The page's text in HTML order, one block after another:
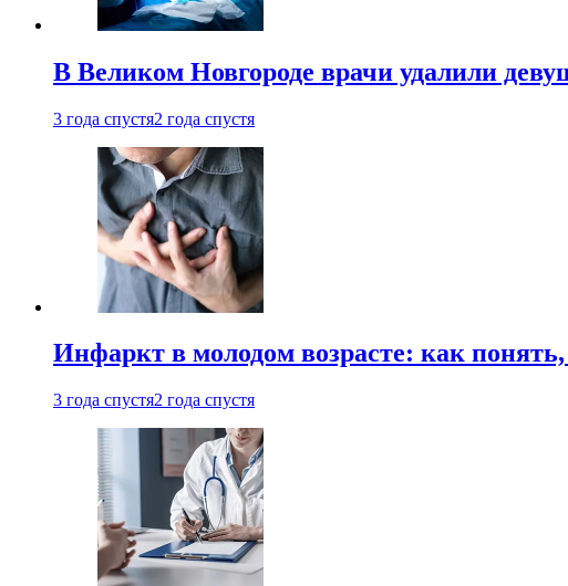
В Великом Новгороде врачи удалили
3 года спустя2 года спустя
Инфаркт в молодом возрасте: как
3 года спустя2 года спустя